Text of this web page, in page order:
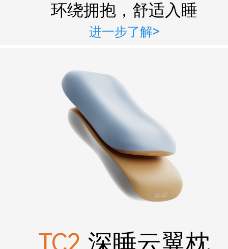
环绕拥抱，舒适入睡
进一步了解>